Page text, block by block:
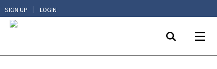
SIGN UP | LOGIN